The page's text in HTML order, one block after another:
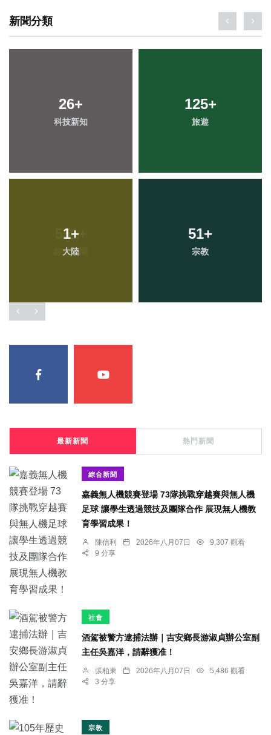
新聞分類
26+
科技新知
125+
旅遊
1+
大陸
51+
宗教
最新新聞 熱門新聞
綜合新聞
嘉義無人機競賽登場 73隊挑戰穿越賽與無人機
足球 讓學生透過競技及團隊合作 展現無人機教
育學習成果！
陳信利 2026年八月07日
9,307 觀看
9 分享
社會
酒駕被警方逮捕法辦｜吉安鄉長游淑貞辦公室副
主任吳嘉洋，請辭獲准！
張柏東 2026年八月07日
5,486 觀看
3 分享
宗教